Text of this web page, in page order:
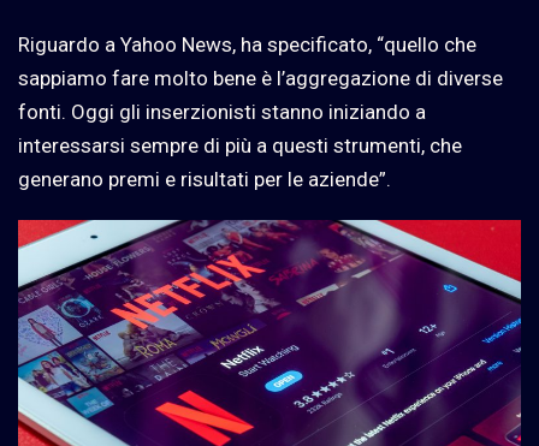
Riguardo a Yahoo News, ha specificato, “quello che
sappiamo fare molto bene è l’aggregazione di diverse
fonti. Oggi gli inserzionisti stanno iniziando a
interessarsi sempre di più a questi strumenti, che
generano premi e risultati per le aziende”.